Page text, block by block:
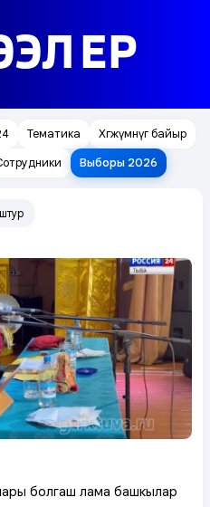
Тематика
Хөгжүмнүг байыр
Выборы 2026
болгаш лама башкылар